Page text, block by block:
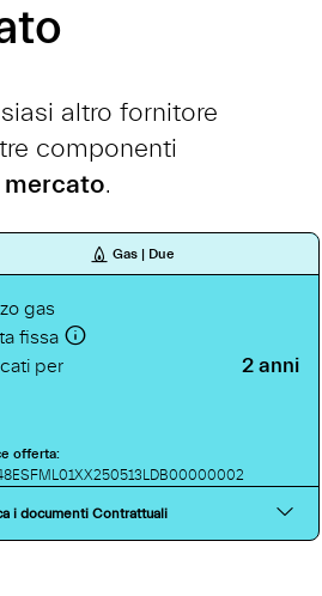
altro fornitore
componenti
mercato.
Gas | Due
gas
fissa
per
2 anni
offerta:
i documenti Contrattuali